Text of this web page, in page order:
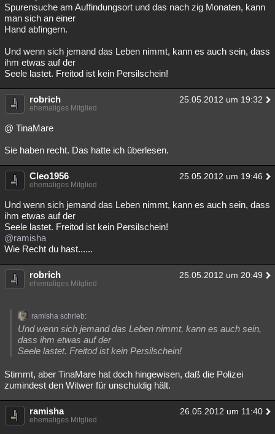
Spurensuche am Auffindungsort und das nach zig Monaten, kann
man sich an einer
Hand abfingern.
Und wenn sich jemand das Leben nimmt, kann es auch sein, dass
ihm etwas auf der
Seele lastet. Freitod ist kein Persilschein!
robrich 25.05.2012 um 19:32
ehemaliges Mitglied
@ TinaMare
Sie haben recht. Das hatte ich überlesen.
Cleo1956 25.05.2012 um 19:46
ehemaliges Mitglied
Und wenn sich jemand das Leben nimmt, kann es auch sein, dass
ihm etwas auf der
Seele lastet. Freitod ist kein Persilschein!
@ramisha
Wie Recht du hast......
robrich 25.05.2012 um 20:49
ehemaliges Mitglied
ramisha schrieb:
Und wenn sich jemand das Leben nimmt, kann es auch sein,
dass ihm etwas auf der
Seele lastet. Freitod ist kein Persilschein!
Stimmt, aber TinaMare hat doch hingewisen, daß die Polizei
zumindest den Witwer für unschuldig hält.
ramisha 26.05.2012 um 11:40
ehemaliges Mitglied